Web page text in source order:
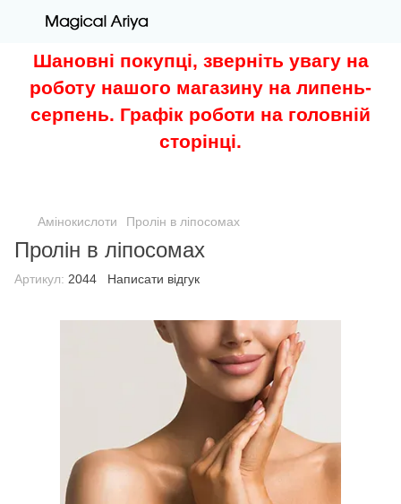
Шановні покупці, зверніть увагу на
роботу нашого магазину на липень-
серпень. Графік роботи на головній
сторінці.
Амінокислоти Пролін в ліпосомах
Пролін в ліпосомах
Артикул: 2044 Написати відгук